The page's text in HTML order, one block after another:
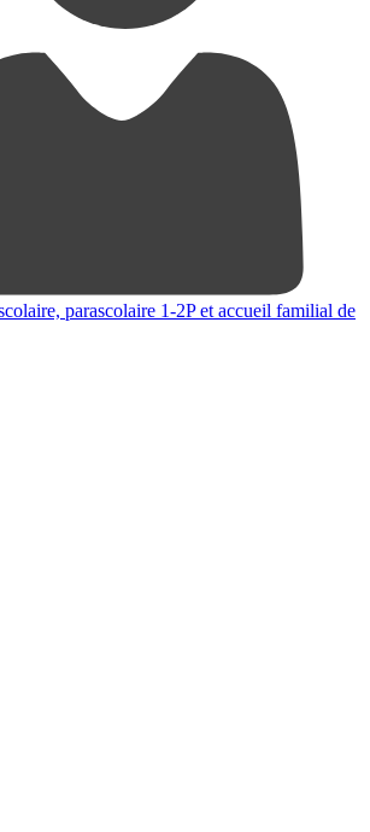
parascolaire 1-2P et accueil familial de